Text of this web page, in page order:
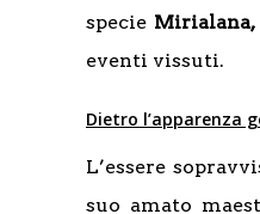
specie Mirialana,
eventi vissuti.
Dietro l’apparenza
L’essere
suo amato